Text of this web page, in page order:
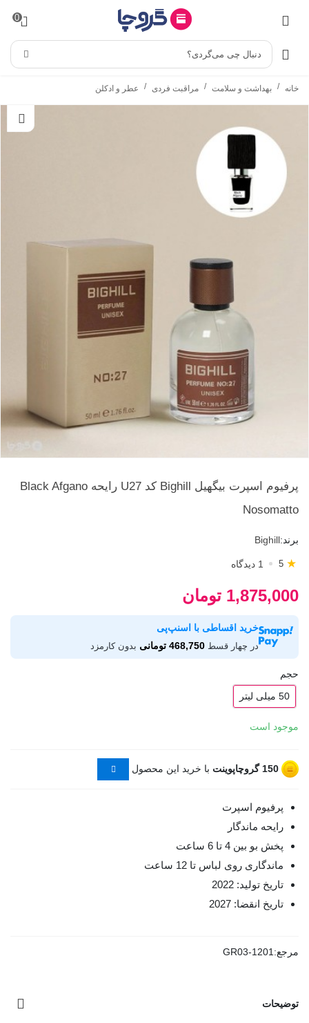
0
دنبال چی می‌گردی؟
خانه / بهداشت و سلامت / مراقبت فردی / عطر و ادکلن
پرفیوم اسپرت بیگهیل Bighill کد U27 رایحه Black Afgano
Nosomatto
برند:Bighill
5 ★ 1 دیدگاه
1,875,000 تومان
خرید اقساطی با اسنپ‌پی
در چهار قسط 468,750 تومانی بدون کارمزد
حجم
50 میلی لیتر
موجود است
150 گروچاپوینت با خرید این محصول
پرفیوم اسپرت
رایحه ماندگار
پخش بو بین 4 تا 6 ساعت
ماندگاری روی لباس تا 12 ساعت
تاریخ تولید: 2022
تاریخ انقضا: 2027
مرجع: GR03-1201
توضیحات